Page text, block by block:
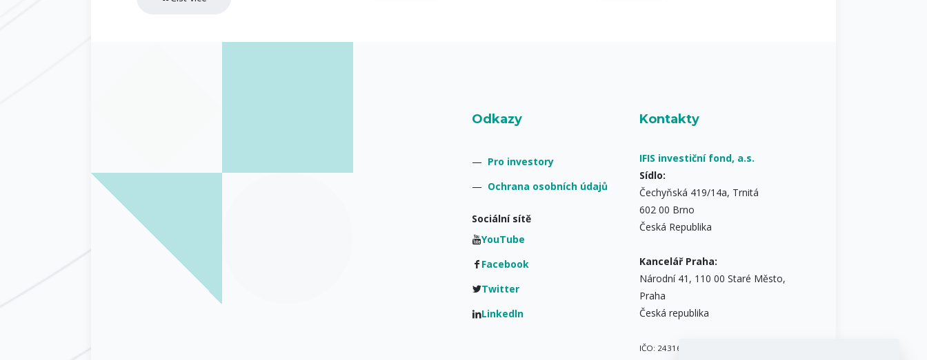
Odkazy
— Pro investory
— Ochrana osobních údajů
Sociální sítě
YouTube
Facebook
Twitter
Linkedln
Kontakty
IFIS investiční fond, a.s.
Sídlo:
Čechyňská 419/14a, Trnitá
602 00 Brno
Česká Republika
Kancelář Praha:
Národní 41, 110 00 Staré Město,
Praha
Česká republika
IČO: 24316717